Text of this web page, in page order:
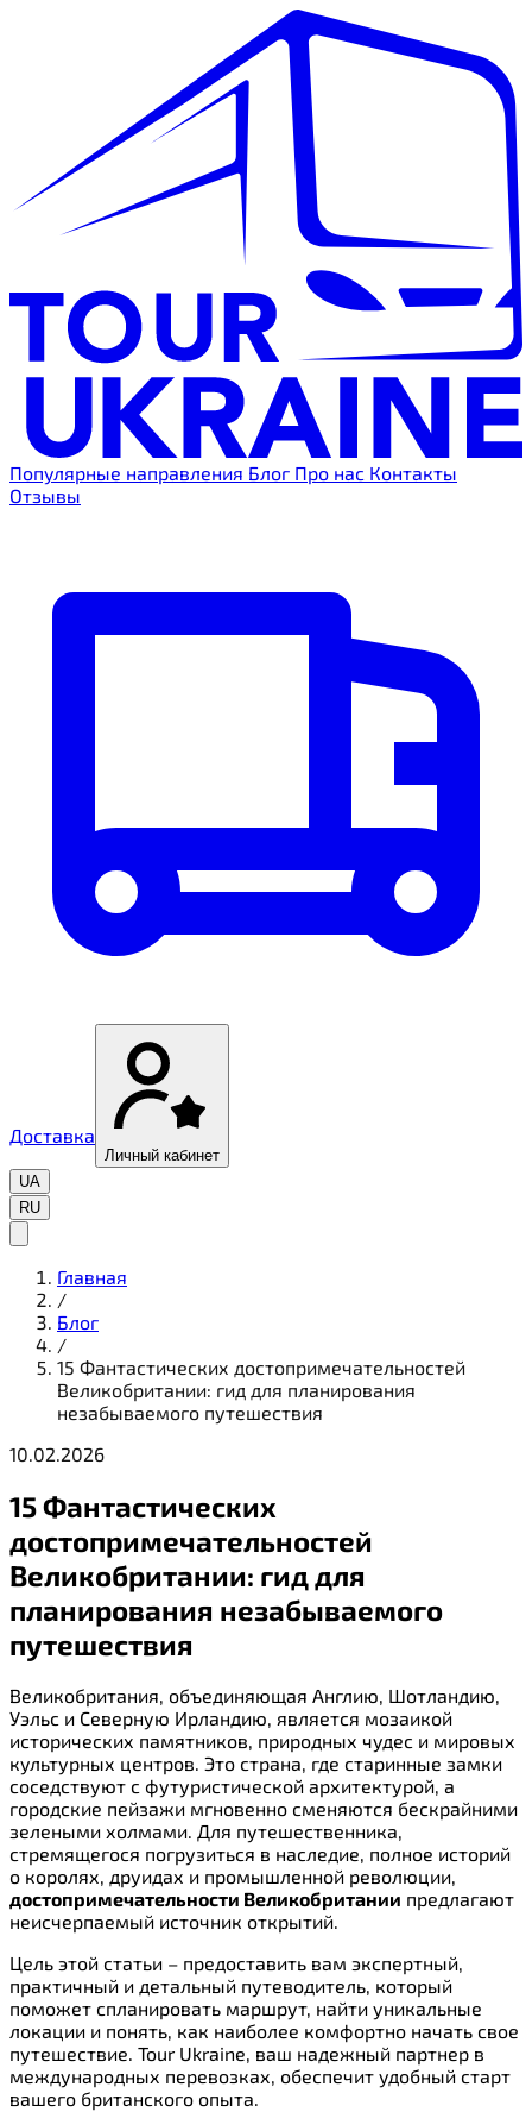
Популярные направления Блог Про нас Контакты
Отзывы
Доставка
Личный кабинет
UA
RU
Главная
/
Блог
/
15 Фантастических достопримечательностей
Великобритании: гид для планирования
незабываемого путешествия
10.02.2026
15 Фантастических
достопримечательностей
Великобритании: гид для
планирования незабываемого
путешествия
Великобритания, объединяющая Англию, Шотландию,
Уэльс и Северную Ирландию, является мозаикой
исторических памятников, природных чудес и мировых
культурных центров. Это страна, где старинные замки
соседствуют с футуристической архитектурой, а
городские пейзажи мгновенно сменяются бескрайними
зелеными холмами. Для путешественника,
стремящегося погрузиться в наследие, полное историй
о королях, друидах и промышленной революции,
достопримечательности Великобритании предлагают
неисчерпаемый источник открытий.
Цель этой статьи – предоставить вам экспертный,
практичный и детальный путеводитель, который
поможет спланировать маршрут, найти уникальные
локации и понять, как наиболее комфортно начать свое
путешествие. Tour Ukraine, ваш надежный партнер в
международных перевозках, обеспечит удобный старт
вашего британского опыта.